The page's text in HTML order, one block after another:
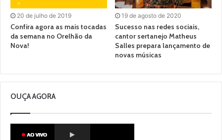
20 de julho de 2019
Confira agora as mais tocadas
da semana no Orelhão da
Nova!
19 de agosto de 2020
Sucesso nas redes sociais,
cantor sertanejo Matheus
Salles prepara lançamento de
novas músicas
OUÇA AGORA